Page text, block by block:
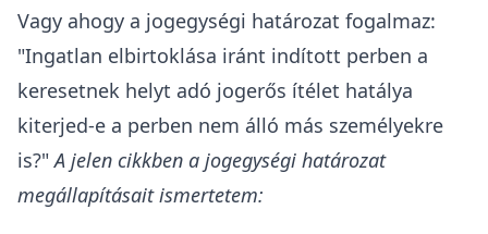
Vagy ahogy a jogegységi határozat fogalmaz:
"Ingatlan elbirtoklása iránt indított perben a
keresetnek helyt adó jogerős ítélet hatálya
kiterjed-e a perben nem álló más személyekre
is?"A jelen cikkben a jogegységi határozat
megállapításait ismertetem: